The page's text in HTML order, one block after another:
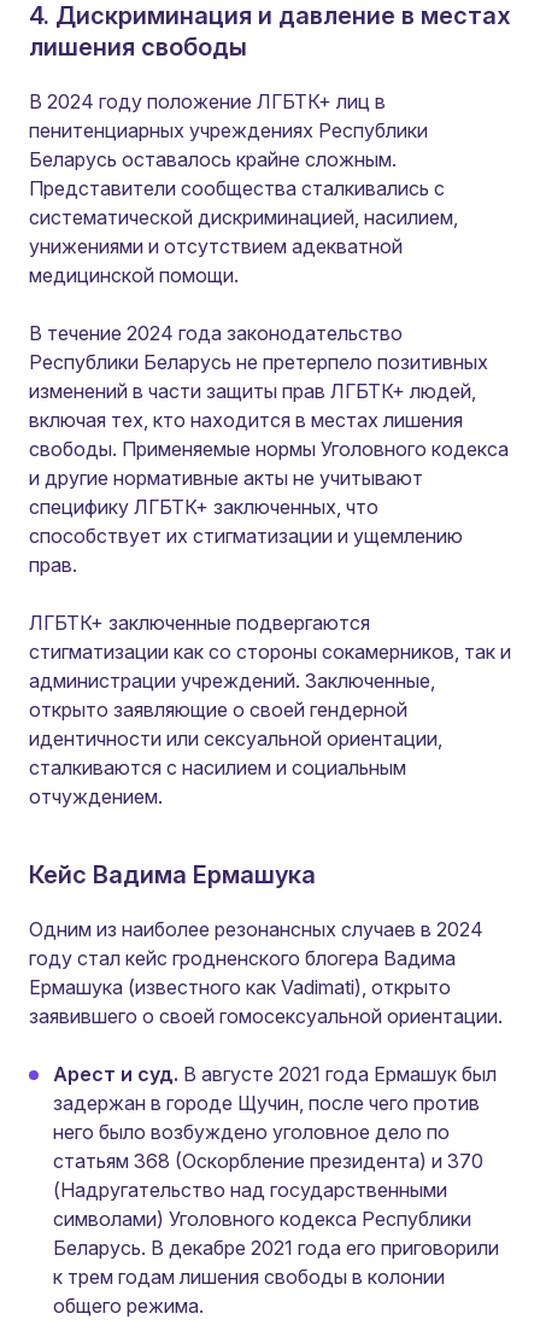
4. Дискриминация и давление в местах
лишения свободы
В 2024 году положение ЛГБТК+ лиц в
пенитенциарных учреждениях Республики
Беларусь оставалось крайне сложным.
Представители сообщества сталкивались с
систематической дискриминацией, насилием,
унижениями и отсутствием адекватной
медицинской помощи.
В течение 2024 года законодательство
Республики Беларусь не претерпело позитивных
изменений в части защиты прав ЛГБТК+ людей,
включая тех, кто находится в местах лишения
свободы. Применяемые нормы Уголовного кодекса
и другие нормативные акты не учитывают
специфику ЛГБТК+ заключенных, что
способствует их стигматизации и ущемлению
прав.
ЛГБТК+ заключенные подвергаются
стигматизации как со стороны сокамерников, так и
администрации учреждений. Заключенные,
открыто заявляющие о своей гендерной
идентичности или сексуальной ориентации,
сталкиваются с насилием и социальным
отчуждением.
Кейс Вадима Ермашука
Одним из наиболее резонансных случаев в 2024
году стал кейс гродненского блогера Вадима
Ермашука (известного как Vadimati), открыто
заявившего о своей гомосексуальной ориентации.
Арест и суд. В августе 2021 года Ермашук был
задержан в городе Щучин, после чего против
него было возбуждено уголовное дело по
статьям 368 (Оскорбление президента) и 370
(Надругательство над государственными
символами) Уголовного кодекса Республики
Беларусь. В декабре 2021 года его приговорили
к трем годам лишения свободы в колонии
общего режима.